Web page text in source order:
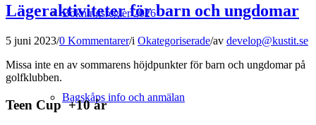
Bokningsregler 2026
Bagskåps info och anmälan
Lägeraktiviteter för barn och ungdomar
5 juni 2023/0 Kommentarer/i Okategoriserade/av develop@kustit.se
Missa inte en av sommarens höjdpunkter för barn och ungdomar på
golfklubben.
Teen Cup +10 år